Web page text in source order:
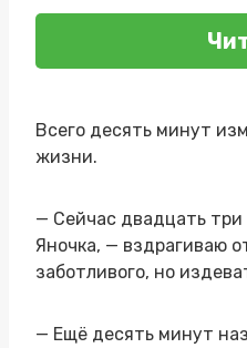
Всего десять минут
жизни.
— Сейчас двадцать три
Яночка, — вздрагиваю
заботливого, но
— Ещё десять минут